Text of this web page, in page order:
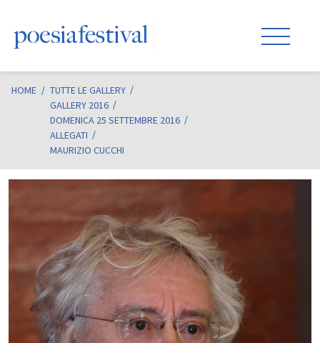
HOME / TUTTE LE GALLERY
GALLERY 2016
DOMENICA 25 SETTEMBRE 2016
ALLEGATI
MAURIZIO CUCCHI